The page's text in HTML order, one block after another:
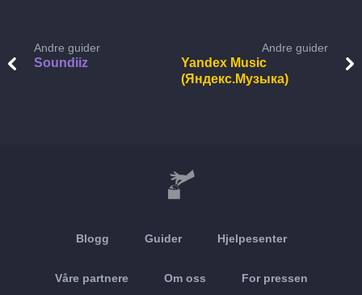
Andre guider
Soundiiz
Andre guider
Yandex Music
(Яндекс.Музыка)
Blogg Guider Hjelpesenter
Våre partnere Om oss For pressen